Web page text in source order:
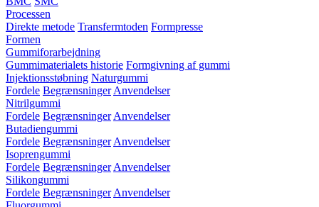
Processen
Direkte metode Transfermtoden Formpresse
Formen
Gummiforarbejdning
Gummimaterialets historie Formgivning af gummi
Injektionsstøbning Naturgummi
Fordele Begrænsninger Anvendelser
Nitrilgummi
Fordele Begrænsninger Anvendelser
Butadiengummi
Fordele Begrænsninger Anvendelser
Isoprengummi
Fordele Begrænsninger Anvendelser
Silikongummi
Fordele Begrænsninger Anvendelser